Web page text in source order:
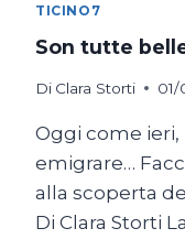
TICINO7
Son tutte
Di Clara Storti
Oggi come
emigrare…
alla scoperta
Di Clara Storti